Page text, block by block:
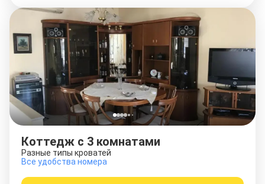
Коттедж с 3 комнатами
Разные типы кроватей
Все удобства номера